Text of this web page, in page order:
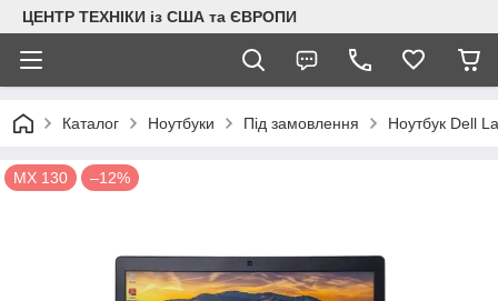
ЦЕНТР ТЕХНІКИ із США та ЄВРОПИ
Каталог Ноутбуки Під замовлення Ноутбук Dell
MX 130 –12%